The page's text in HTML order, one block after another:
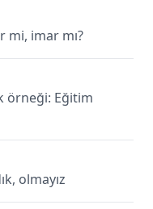
mi, imar mı?
örneği: Eğitim
olmayız